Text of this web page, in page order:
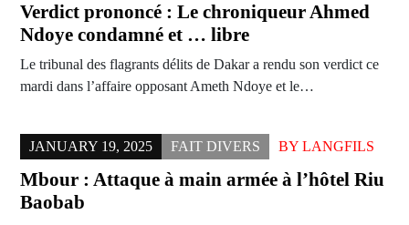
Verdict prononcé : Le chroniqueur Ahmed
Ndoye condamné et … libre
Le tribunal des flagrants délits de Dakar a rendu son verdict ce
mardi dans l’affaire opposant Ameth Ndoye et le…
JANUARY 19, 2025 FAIT DIVERS BY LANGFILS
Mbour : Attaque à main armée à l’hôtel Riu
Baobab